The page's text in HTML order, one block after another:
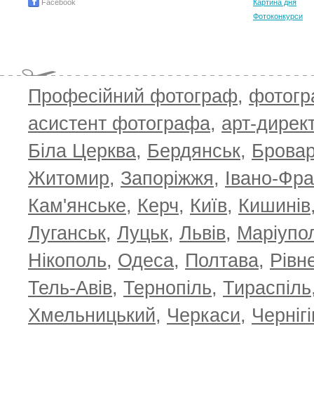
Facebook
Картина дня
Фотоконкурси
Професійний фотограф,
асистент фотографа, арт-
Біла Церква, Бердянськ,
Житомир, Запоріжжя, Івано-
Кам'янське, Керч, Київ, Кишинів
Луганськ, Луцьк, Львів,
Нікополь, Одеса, Полтава,
Тель-Авів, Тернопіль, Тираспіль
Хмельницький, Черкаси,